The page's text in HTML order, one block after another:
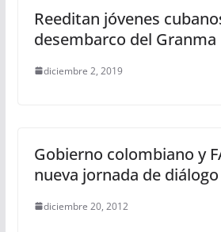
Reeditan jóvenes
desembarco del Granma
diciembre 2, 2019
Gobierno colombiano y
nueva jornada de
diciembre 20, 2012